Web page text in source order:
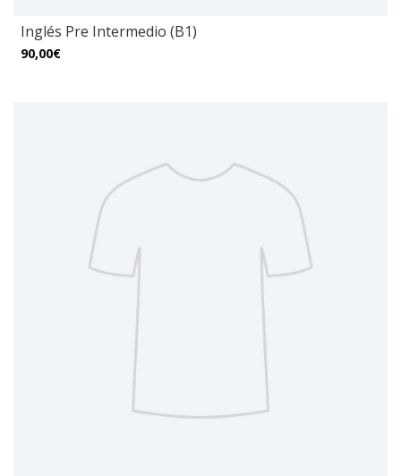
Inglés Pre Intermedio (B1)
90,00€